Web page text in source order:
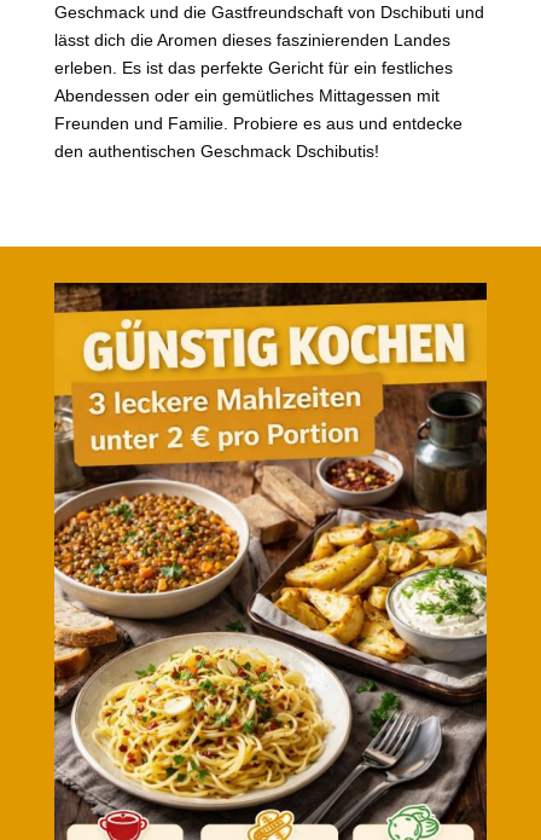
Geschmack und die Gastfreundschaft von Dschibuti und
lässt dich die Aromen dieses faszinierenden Landes
erleben. Es ist das perfekte Gericht für ein festliches
Abendessen oder ein gemütliches Mittagessen mit
Freunden und Familie. Probiere es aus und entdecke
den authentischen Geschmack Dschibutis!